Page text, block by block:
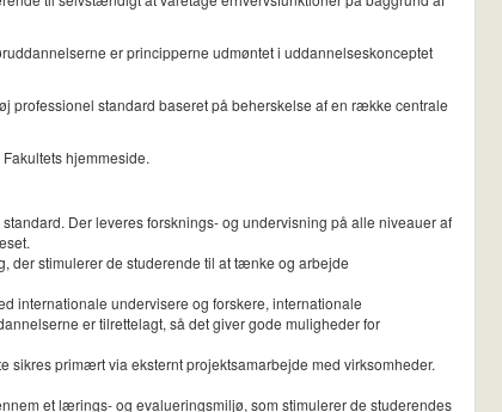
er principperne udmøntet i uddannelseskonceptet
professionel standard baseret på beherskelse af en række centrale
hjemmeside.
Der leveres forsknings- og undervisning på alle niveauer af
der stimulerer de studerende til at tænke og arbejde
internationale undervisere og forskere, internationale
er tilrettelagt, så det giver gode muligheder for
sikres primært via eksternt projektsamarbejde med virksomheder.
et lærings- og evalueringsmiljø, som stimulerer de studerendes